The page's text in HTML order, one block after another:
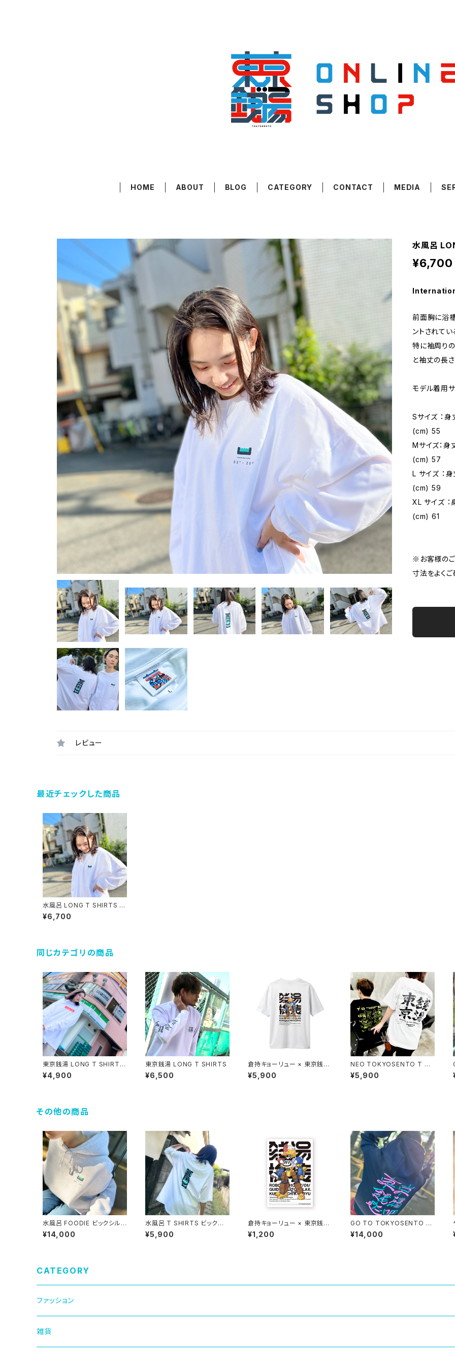
HOME ABOUT BLOG CATEGORY CONTACT MEDIA
水風呂
¥6,700
前面胸に浴
ントされてい
特に袖周り
と袖丈の長さ
モデル着用
Sサイズ
(cm) 55
Mサイズ
(cm) 57
L サイズ
(cm) 59
XL サイズ
(cm) 61
※お客様のご
寸法をよく
レビュー
最近チェックした商品
水風呂 LONG T SHIRTS ビ
ックシルエット
¥6,700
同じカテゴリの商品
東京銭湯 LONG T SHIRTS
【FRONT / PINK】ビックシル
エット
¥4,900
東京銭湯 LONG T SHIRTS
¥6,500
倉持キョーリュー × 東京銭湯
T SHIRTS
¥5,900
NEO TOKYOSENTO T SH
IRTS
¥5,900
その他の商品
水風呂 FOODIE ビックシル
エット
¥14,000
水風呂 T SHIRTS ビックシ
ルエット
¥5,900
倉持キョーリュー × 東京銭湯
STICKER SET
¥1,200
GO TO TOKYOSENTO F
OODIE ビックシルエット
¥14,000
CATEGORY
ファッション
キャップ
雑貨